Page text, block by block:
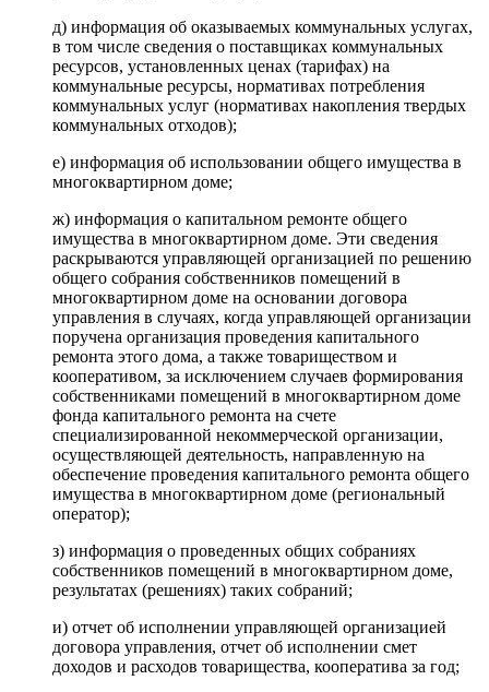
д) информация об оказываемых коммунальных услугах,
в том числе сведения о поставщиках коммунальных
ресурсов, установленных ценах (тарифах) на
коммунальные ресурсы, нормативах потребления
коммунальных услуг (нормативах накопления твердых
коммунальных отходов);
е) информация об использовании общего имущества в
многоквартирном доме;
ж) информация о капитальном ремонте общего
имущества в многоквартирном доме. Эти сведения
раскрываются управляющей организацией по решению
общего собрания собственников помещений в
многоквартирном доме на основании договора
управления в случаях, когда управляющей организации
поручена организация проведения капитального
ремонта этого дома, а также товариществом и
кооперативом, за исключением случаев формирования
собственниками помещений в многоквартирном доме
фонда капитального ремонта на счете
специализированной некоммерческой организации,
осуществляющей деятельность, направленную на
обеспечение проведения капитального ремонта общего
имущества в многоквартирном доме (региональный
оператор);
з) информация о проведенных общих собраниях
собственников помещений в многоквартирном доме,
результатах (решениях) таких собраний;
и) отчет об исполнении управляющей организацией
договора управления, отчет об исполнении смет
доходов и расходов товарищества, кооператива за год;